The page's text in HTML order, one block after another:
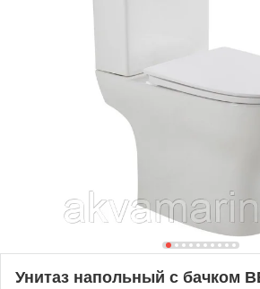
Унитаз напольный с бачком